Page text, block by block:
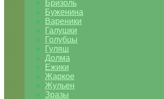
Бризоль
Буженина
Вареники
Галушки
Голубцы
Гуляш
Долма
Ежики
Жаркое
Жульен
Зразы